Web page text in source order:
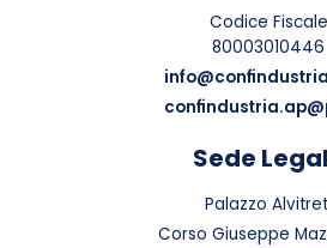
Codice Fiscale
80003010446
Sede
Palazzo
Corso Giuseppe